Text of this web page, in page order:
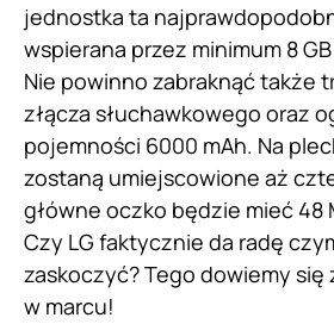
jednostka ta
wspierana przez minimum 8 GB
Nie powinno zabraknąć także
złącza słuchawkowego oraz
pojemności 6000 mAh. Na
zostaną umiejscowione aż
główne oczko będzie mieć 48
Czy LG faktycznie da radę
zaskoczyć? Tego dowiemy
w marcu!